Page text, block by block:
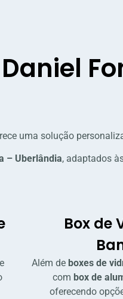
uma solução
– Uberlândia, adaptados
e
Box de
Além de boxes de
com box de
oferecendo